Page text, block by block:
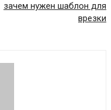
зачем нужен шаблон для
врезки